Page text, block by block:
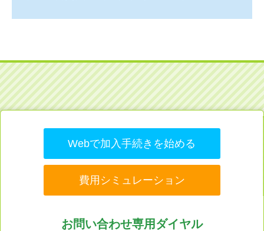
Webで加入手続きを始める
費用シミュレーション
お問い合わせ専用ダイヤル